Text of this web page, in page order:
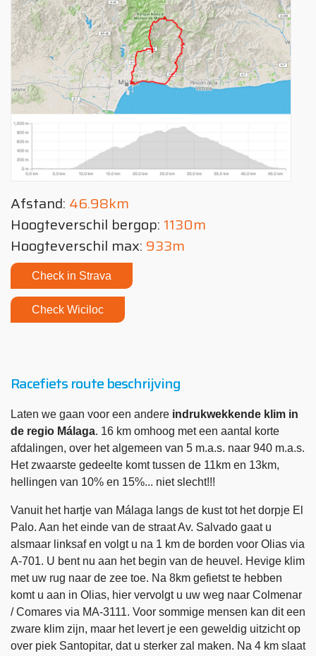
Afstand: 46.98km
Hoogteverschil bergop: 1130m
Hoogteverschil max: 933m
Check in Strava
Check Wiciloc
Racefiets route beschrijving
Laten we gaan voor een andere indrukwekkende klim in
de regio Málaga. 16 km omhoog met een aantal korte
afdalingen, over het algemeen van 5 m.a.s. naar 940 m.a.s.
Het zwaarste gedeelte komt tussen de 11km en 13km,
hellingen van 10% en 15%... niet slecht!!!
Vanuit het hartje van Málaga langs de kust tot het dorpje El
Palo. Aan het einde van de straat Av. Salvado gaat u
alsmaar linksaf en volgt u na 1 km de borden voor Olias via
A-701. U bent nu aan het begin van de heuvel. Hevige klim
met uw rug naar de zee toe. Na 8km gefietst te hebben
komt u aan in Olias, hier vervolgt u uw weg naar Colmenar
/ Comares via MA-3111. Voor sommige mensen kan dit een
zware klim zijn, maar het levert je een geweldig uitzicht op
over piek Santopitar, dat u sterker zal maken. Na 4 km slaat